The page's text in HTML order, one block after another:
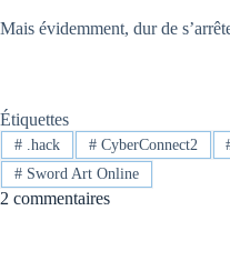
Mais évidemment, dur de
Étiquettes
#.hack #CyberConnect2
#Sword Art Online
2 commentaires